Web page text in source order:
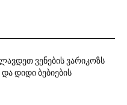
ვენების ვარიკოზს
და დიდი ბებიების